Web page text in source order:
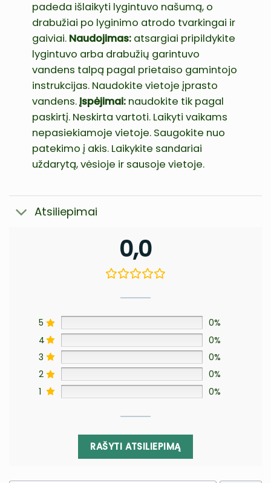
padeda išlaikyti lygintuvo našumą, o
drabužiai po lyginimo atrodo tvarkingai ir
gaiviai. Naudojimas: atsargiai pripildykite
lygintuvo arba drabužių garintuvo
vandens talpą pagal prietaiso gamintojo
instrukcijas. Naudokite vietoje įprasto
vandens.Įspėjimai: naudokite tik pagal
paskirtį. Neskirta vartoti. Laikyti vaikams
nepasiekiamoje vietoje. Saugokite nuo
patekimo į akis. Laikykite sandariai
uždarytą, vėsioje ir sausoje vietoje.
Atsiliepimai
0,0
5
0%
4
0%
3
0%
2
0%
1
0%
RAŠYTI ATSILIEPIMĄ